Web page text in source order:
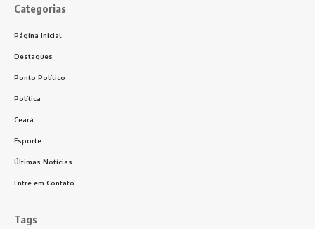
Categorias
Página Inicial
Destaques
Ponto Político
Política
Ceará
Esporte
Últimas Notícias
Entre em Contato
Tags